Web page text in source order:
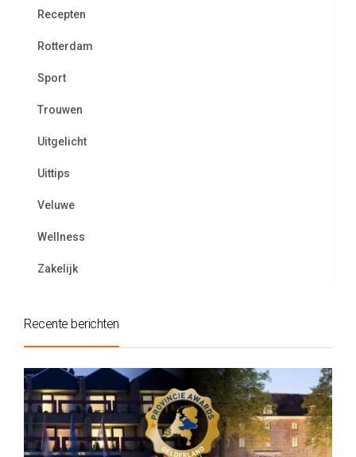
Recepten
Rotterdam
Sport
Trouwen
Uitgelicht
Uittips
Veluwe
Wellness
Zakelijk
Recente berichten